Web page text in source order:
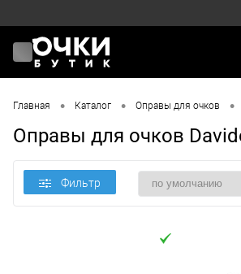
Главная • Каталог • Оправы для очков •
Оправы для очков
ЦенаФильтр